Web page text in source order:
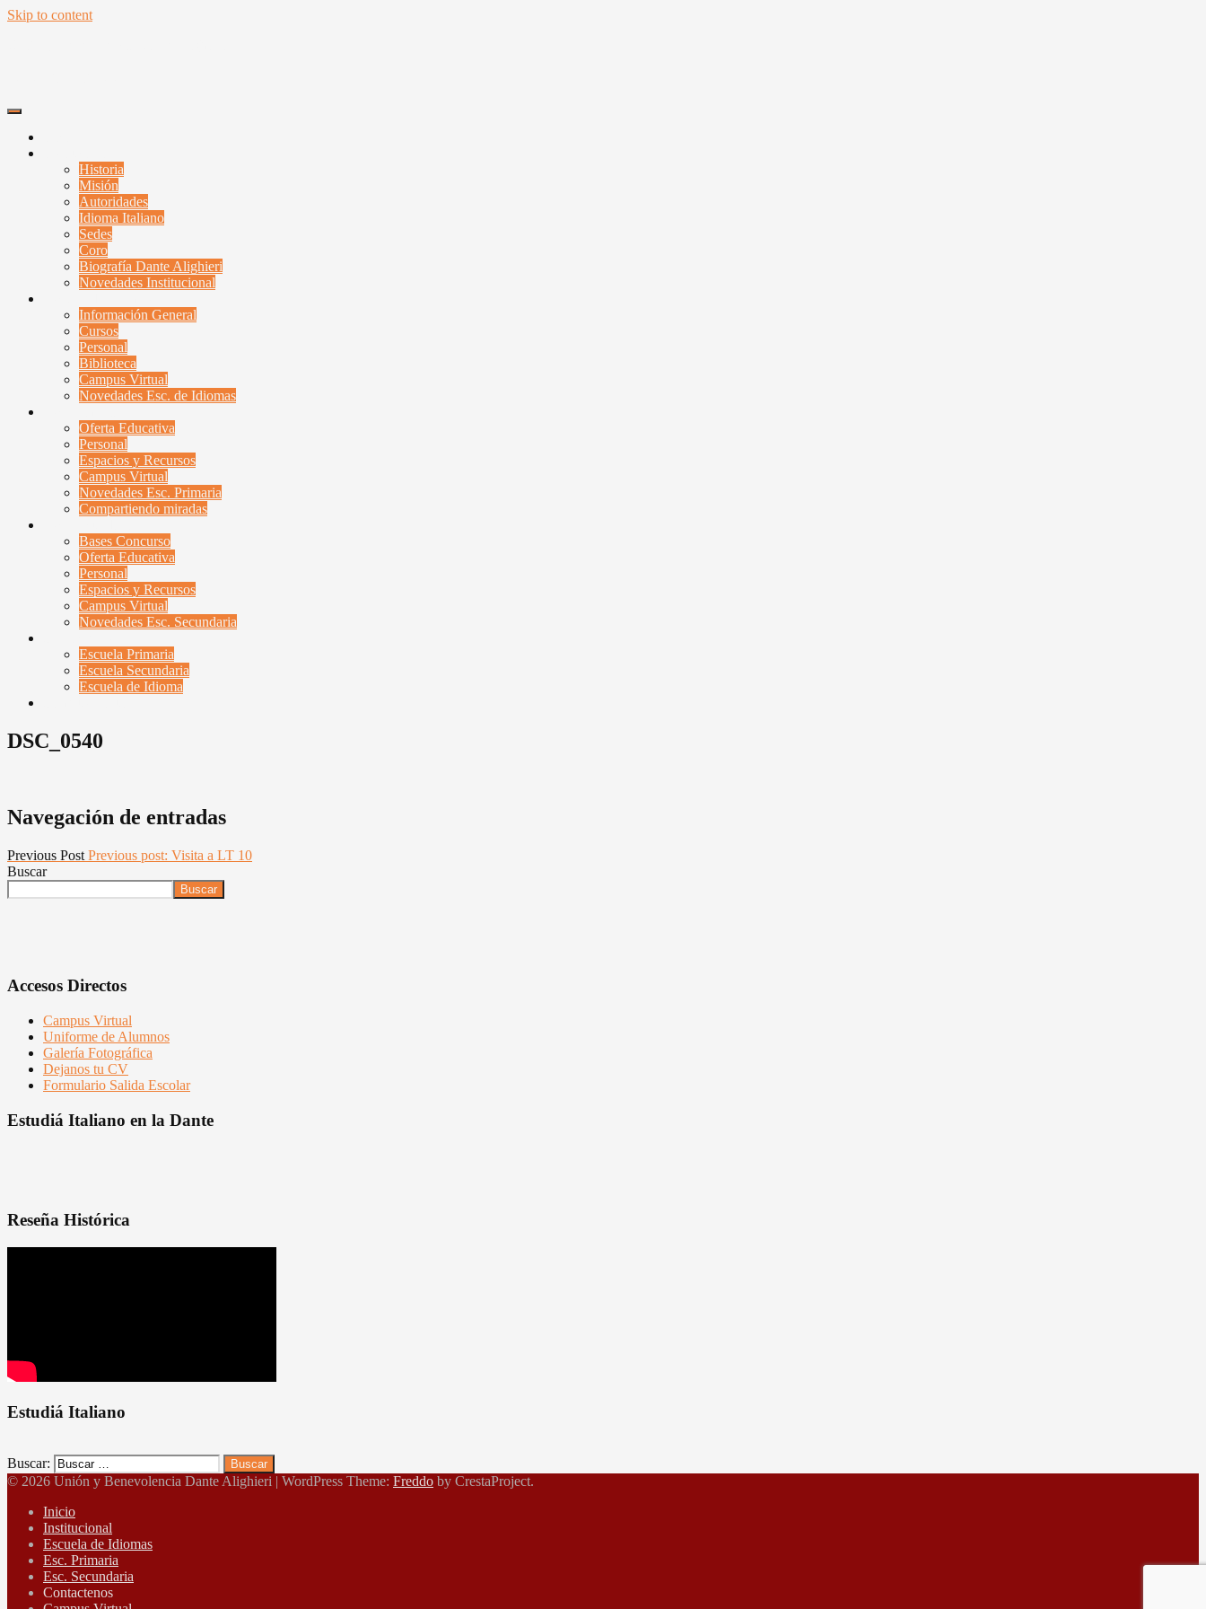
Skip to content
Historia
Misión
Autoridades
Idioma Italiano
Sedes
Coro
Biografía Dante Alighieri
Novedades Institucional
Información General
Cursos
Personal
Biblioteca
Campus Virtual
Novedades Esc. de Idiomas
Oferta Educativa
Personal
Espacios y Recursos
Campus Virtual
Novedades Esc. Primaria
Compartiendo miradas
Bases Concurso
Oferta Educativa
Personal
Espacios y Recursos
Campus Virtual
Novedades Esc. Secundaria
Escuela Primaria
Escuela Secundaria
Escuela de Idioma
DSC_0540
Navegación de entradas
Previous Post Previous post: Visita a LT 10
Buscar
Buscar
Accesos Directos
Campus Virtual
Uniforme de Alumnos
Galería Fotográfica
Dejanos tu CV
Formulario Salida Escolar
Estudiá Italiano en la Dante
Reseña Histórica
Estudiá Italiano
Buscar:
© 2026 Unión y Benevolencia Dante Alighieri | WordPress Theme: Freddo by CrestaProject.
Inicio
Institucional
Escuela de Idiomas
Esc. Primaria
Esc. Secundaria
Contactenos